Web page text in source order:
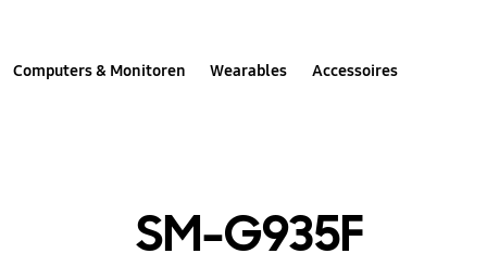
Computers & Monitoren Wearables Accessoires
SM-G935F